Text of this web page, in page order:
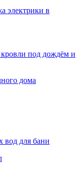
электрики в
под дождём и
дома
вод для бани